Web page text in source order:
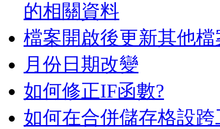
的相關資料
檔案開啟後更新其他
月份日期改變
如何修正IF函數?
如何在合併儲存格設